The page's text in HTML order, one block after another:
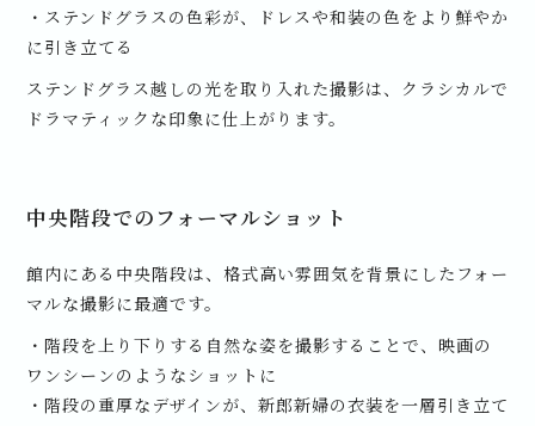
・ステンドグラスの色彩が、ドレスや和装の色をより鮮やか
に引き立てる
ステンドグラス越しの光を取り入れた撮影は、クラシカルで
ドラマティックな印象に仕上がります。
中央階段でのフォーマルショット
館内にある中央階段は、格式高い雰囲気を背景にしたフォー
マルな撮影に最適です。
・階段を上り下りする自然な姿を撮影することで、映画の
ワンシーンのようなショットに
・階段の重厚なデザインが、新郎新婦の衣装を一層引き立て